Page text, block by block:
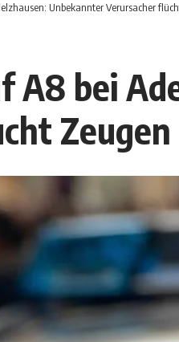
Unbekannter Verursacher
A8 bei
Zeugen